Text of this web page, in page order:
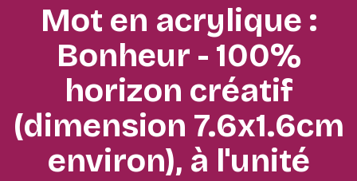
Mot en acrylique :
Bonheur - 100%
horizon créatif
(dimension 7.6x1.6cm
environ), à l'unité